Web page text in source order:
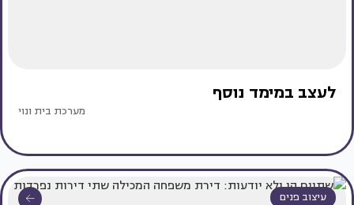
לעצב במימד נוסף
מערכת בית ונוי
עיצוב פנים